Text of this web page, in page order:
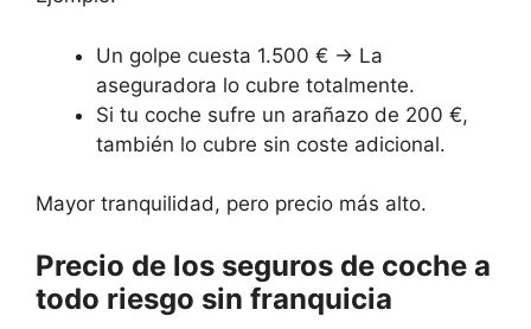
Un golpe cuesta 1.500 € → La
aseguradora lo cubre totalmente.
Si tu coche sufre un arañazo de 200 €,
también lo cubre sin coste adicional.
Mayor tranquilidad, pero precio más alto.
Precio de los seguros de coche a
todo riesgo sin franquicia